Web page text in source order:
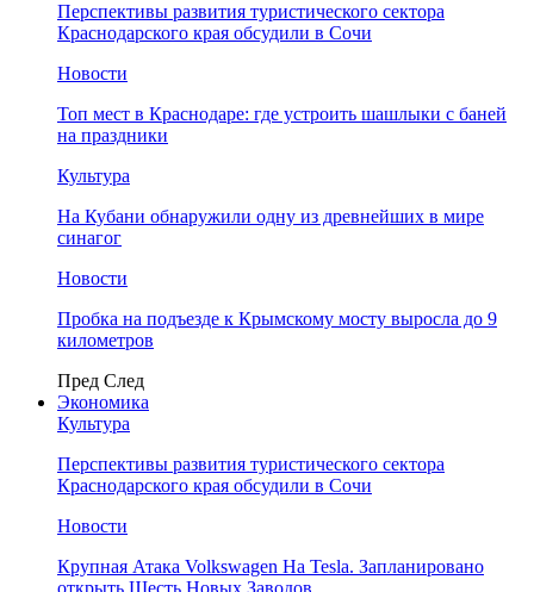
Перспективы развития туристического сектора
Краснодарского края обсудили в Сочи
Новости
Топ мест в Краснодаре: где устроить шашлыки с баней
на праздники
Культура
На Кубани обнаружили одну из древнейших в мире
синагог
Новости
Пробка на подъезде к Крымскому мосту выросла до 9
километров
Пред След
Экономика
Культура
Перспективы развития туристического сектора
Краснодарского края обсудили в Сочи
Новости
Крупная Атака Volkswagen На Tesla. Запланировано
открыть Шесть Новых Заводов